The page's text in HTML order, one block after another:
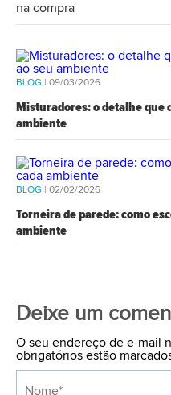
na compra
BLOG | 09/03/2026
Misturadores: o detalhe que
ambiente
BLOG | 02/02/2026
Torneira de parede: como
ambiente
Deixe um
O seu endereço de e-mail
obrigatórios estão